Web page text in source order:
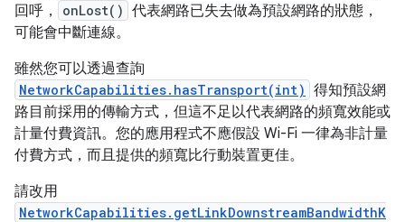
回呼，
onLost() 代表網路已失去做為預設網路的狀態，
可能會中斷連線。
雖然您可以透過查詢
NetworkCapabilities.hasTransport(int) 得知預設網
路目前採用的傳輸方式，但這不足以代表網路的頻寬效能或
計量付費資訊。您的應用程式不應假設 Wi-Fi 一律為非計量
付費方式，而且提供的頻寬比行動裝置更佳。
請改用
NetworkCapabilities.getLinkDownstreamBandwidthK